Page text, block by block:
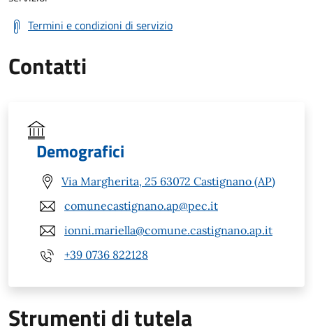
Termini e condizioni di servizio
Contatti
Demografici
Via Margherita, 25 63072 Castignano (AP)
comunecastignano.ap@pec.it
ionni.mariella@comune.castignano.ap.it
+39 0736 822128
Strumenti di tutela